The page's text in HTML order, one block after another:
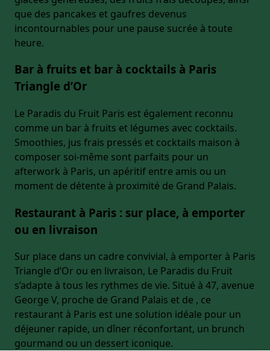
que des pancakes et gaufres devenus
incontournables pour une pause sucrée à toute
heure.
Bar à fruits et bar à cocktails à Paris
Triangle d’Or
Le Paradis du Fruit Paris est également reconnu
comme un bar à fruits et légumes avec cocktails.
Smoothies, jus frais pressés et cocktails maison à
composer soi-même sont parfaits pour un
afterwork à Paris, un apéritif entre amis ou un
moment de détente à proximité de Grand Palais.
Restaurant à Paris : sur place, à emporter
ou en livraison
Sur place dans un cadre convivial, à emporter à Paris
Triangle d’Or ou en livraison, Le Paradis du Fruit
s’adapte à tous les rythmes de vie. Situé à 47, avenue
George V, proche de Grand Palais et de , ce
restaurant à Paris est une solution idéale pour un
déjeuner rapide, un dîner réconfortant, un brunch
gourmand ou un dessert iconique.